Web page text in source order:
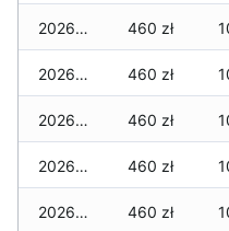
2026-01-09 460 zł
2026-01-08 460 zł
2026-01-07 460 zł
2026-01-06 460 zł
2026-01-05 460 zł